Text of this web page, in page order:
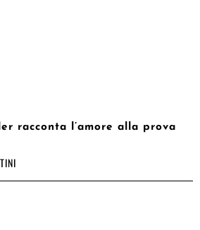
racconta l’amore alla prova